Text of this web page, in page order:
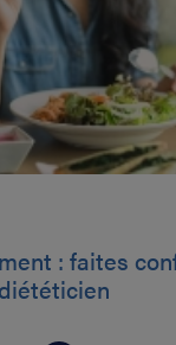
: faites